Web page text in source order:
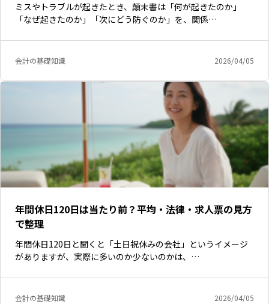
ミスやトラブルが起きたとき、顛末書は「何が起きたのか」
「なぜ起きたのか」「次にどう防ぐのか」を、関係…
会計の基礎知識 2026/04/05
年間休日120日は当たり前？平均・法律・求人票の見方
で整理
年間休日120日と聞くと「土日祝休みの会社」というイメージ
がありますが、実際に多いのか少ないのかは、…
会計の基礎知識 2026/04/05